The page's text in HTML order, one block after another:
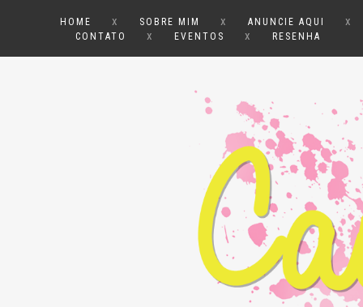
HOME x SOBRE MIM x ANUNCIE AQUI x
CONTATO x EVENTOS x RESENHA